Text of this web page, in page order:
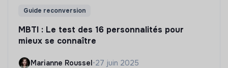
Guide reconversion
MBTI : Le test des 16 personnalités pour
mieux se connaître
Marianne Roussel•27 juin 2025